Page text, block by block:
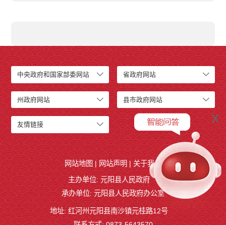
中央政府和国家部委网站 省政府网站
州政府网站 县市政府网站
友情链接 x
网站地图 | 网站声明 | 关于我们
主办单位: 元阳县人民政府
承办单位: 元阳县人民政府办公室
地址: 红河州元阳县南沙镇元桂路12号